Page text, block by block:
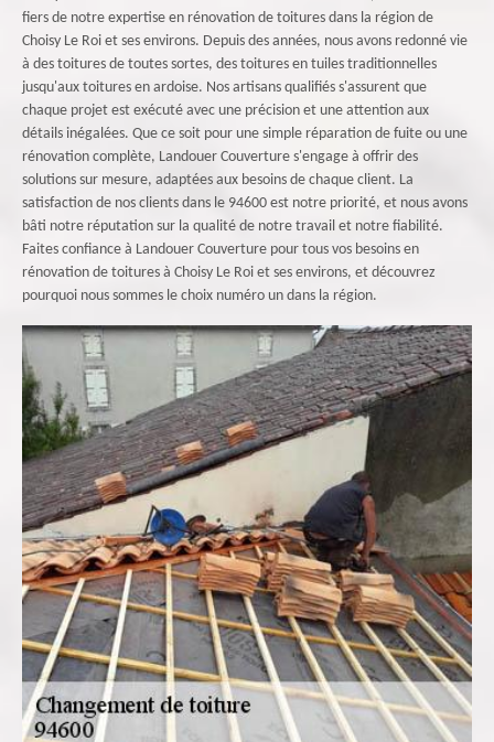
fiers de notre expertise en rénovation de toitures dans la région de
Choisy Le Roi et ses environs. Depuis des années, nous avons redonné vie
à des toitures de toutes sortes, des toitures en tuiles traditionnelles
jusqu'aux toitures en ardoise. Nos artisans qualifiés s'assurent que
chaque projet est exécuté avec une précision et une attention aux
détails inégalées. Que ce soit pour une simple réparation de fuite ou une
rénovation complète, Landouer Couverture s'engage à offrir des
solutions sur mesure, adaptées aux besoins de chaque client. La
satisfaction de nos clients dans le 94600 est notre priorité, et nous avons
bâti notre réputation sur la qualité de notre travail et notre fiabilité.
Faites confiance à Landouer Couverture pour tous vos besoins en
rénovation de toitures à Choisy Le Roi et ses environs, et découvrez
pourquoi nous sommes le choix numéro un dans la région.